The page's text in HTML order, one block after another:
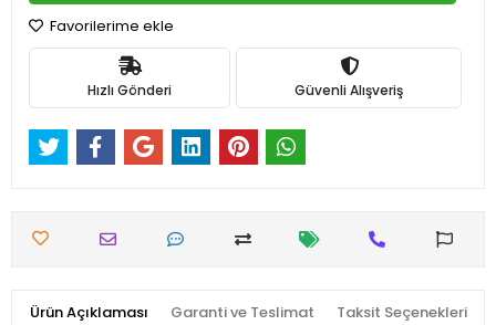
Favorilerime ekle
Hızlı Gönderi Güvenli Alışveriş
Ürün Açıklaması Garanti ve Teslimat Taksit Seçenekleri